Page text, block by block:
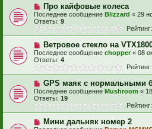
Про кайфовые колеса
Последнее сообщение Blizzard « 29
Ответы: 9
Ветровое стекло на
Последнее сообщение chopper« 08
Ответы: 4
GPS маяк с нормальными
Последнее сообщение Mushroom «
Ответы: 19
Мини дальняк номер 2